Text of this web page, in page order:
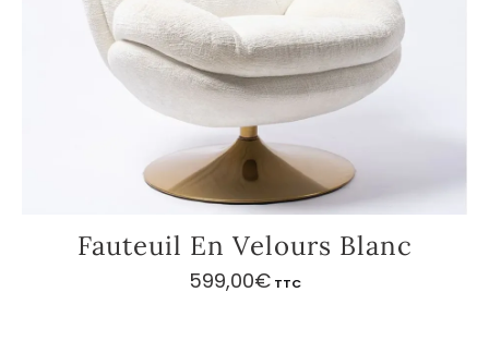
Fauteuil En Velours Blanc
599,00€ TTC